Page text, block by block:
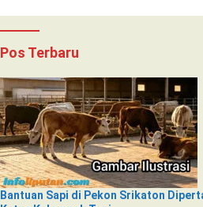
Pos Terbaru
Bantuan Sapi di Pekon Srikaton